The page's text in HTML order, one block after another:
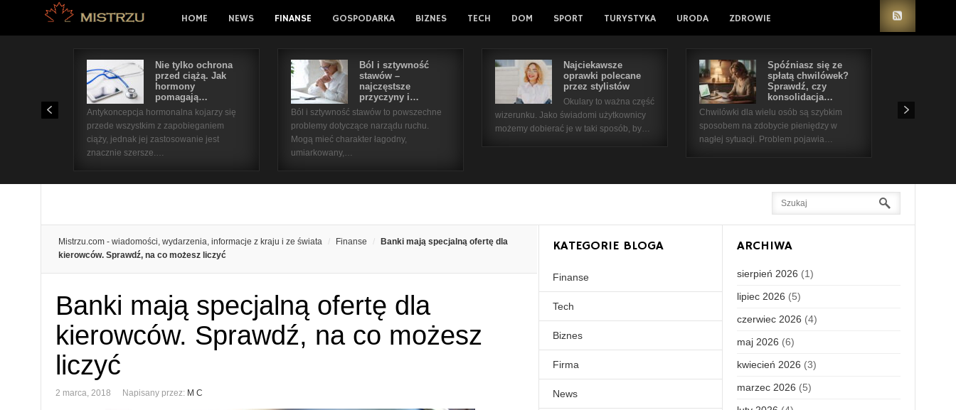
HOME NEWS FINANSE GOSPODARKA BIZNES TECH DOM SPORT TURYSTYKA URODA ZDROWIE
Nie tylko ochrona
przed ciążą. Jak
hormony
pomagają…
Antykoncepcja hormonalna kojarzy się
przede wszystkim z zapobieganiem
ciąży, jednak jej zastosowanie jest
znacznie szersze.…
Ból i sztywność
stawów –
najczęstsze
przyczyny i…
Ból i sztywność stawów to powszechne
problemy dotyczące narządu ruchu.
Mogą mieć charakter łagodny,
umiarkowany,…
Najciekawsze
oprawki polecane
przez stylistów
Okulary to ważna część
wizerunku. Jako świadomi użytkownicy
możemy dobierać je w taki sposób, by…
Spóźniasz się ze
spłatą chwilówek?
Sprawdź, czy
konsolidacja…
Chwilówki dla wielu osób są szybkim
sposobem na zdobycie pieniędzy w
nagłej sytuacji. Problem pojawia…
Mistrzu.com - wiadomości, wydarzenia, informacje z kraju i ze świata Finanse
Banki mają specjalną ofertę dla
kierowców. Sprawdź, na co możesz liczyć
Banki mają specjalną ofertę dla
kierowców. Sprawdź, na co możesz
liczyć
2 marca, 2018 Napisany przez: M C
KATEGORIE BLOGA
Finanse
Tech
Biznes
Firma
News
ARCHIWA
sierpień 2026 (1)
lipiec 2026 (5)
czerwiec 2026 (4)
maj 2026 (6)
kwiecień 2026 (3)
marzec 2026 (5)